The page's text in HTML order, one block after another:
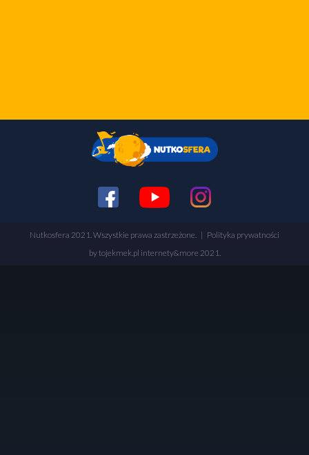
Nutkosfera 2021. Wszystkie prawa zastrzeżone. | Polityka prywatności
by tojekmek.pl internety&more 2021.